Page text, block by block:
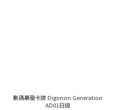
數碼暴龍卡牌 Digimon Generation
AD01日版